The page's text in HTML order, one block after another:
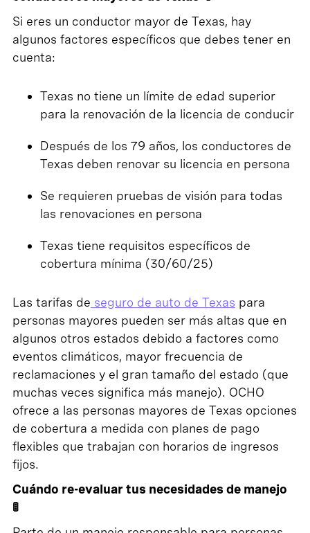
Si eres un conductor mayor de Texas, hay
algunos factores específicos que debes tener en
cuenta:
Texas no tiene un límite de edad superior
para la renovación de la licencia de conducir
Después de los 79 años, los conductores de
Texas deben renovar su licencia en persona
Se requieren pruebas de visión para todas
las renovaciones en persona
Texas tiene requisitos específicos de
cobertura mínima (30/60/25)
Las tarifas de seguro de auto de Texas para
personas mayores pueden ser más altas que en
algunos otros estados debido a factores como
eventos climáticos, mayor frecuencia de
reclamaciones y el gran tamaño del estado (que
muchas veces significa más manejo). OCHO
ofrece a las personas mayores de Texas opciones
de cobertura a medida con planes de pago
flexibles que trabajan con horarios de ingresos
fijos.
Cuándo re-evaluar tus necesidades de manejo
🚦